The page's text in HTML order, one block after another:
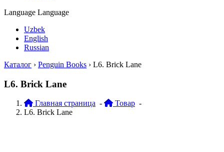
Language Language
Uzbek
English
Russian
Каталог › Penguin Books › L6. Brick Lane
L6. Brick Lane
Главная страница - Товар -
L6. Brick Lane